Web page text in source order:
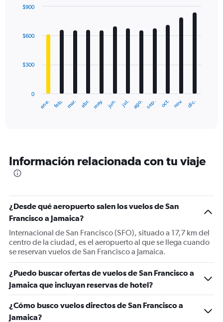
values.
to
with
12
The
categories.
The
Y
axis
displaying
values.
Range:
0
900.
ene. feb. mar. abr. may. jun. jul. ago. sep. oct. nov. dic.
0
$300
$600
$900
Información relacionada con tu viaje
¿Desde qué aeropuerto salen los vuelos de San
Francisco a Jamaica?
Internacional de San Francisco (SFO), situado a 17,7 km del
centro de la ciudad, es el aeropuerto al que se llega cuando
se reservan vuelos de San Francisco a Jamaica.
¿Puedo buscar ofertas de vuelos de San Francisco a
Jamaica que incluyan reservas de hotel?
¿Cómo busco vuelos directos de San Francisco a
Jamaica?